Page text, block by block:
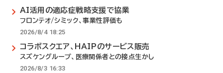
AI活用の適応症戦略支援で協業
フロンテオ/シミック、事業性評価も
2026/8/4 18:25
コラボスクエア、HAIPのサービス販売
スズケングループ、医療関係者との接点生かし
2026/8/3 16:33